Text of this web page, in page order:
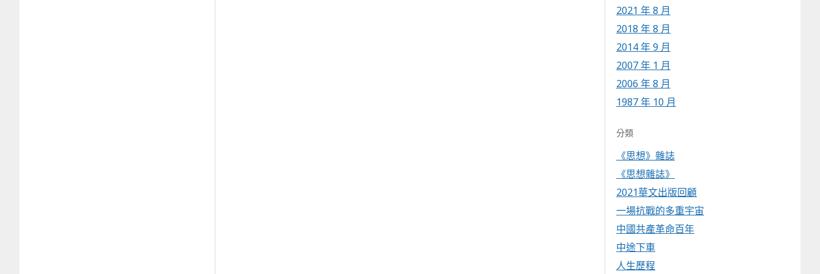
2021 年 8 月
2018 年 8 月
2014 年 9 月
2007 年 1 月
2006 年 8 月
1987 年 10 月
分類
《思想》雜誌
《思想雜誌》
2021華文出版回顧
一場抗戰的多重宇宙
中國共產革命百年
中途下車
人生歷程